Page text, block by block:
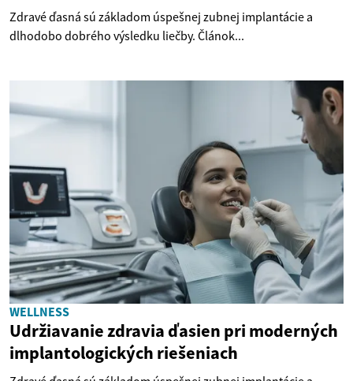
Zdravé ďasná sú základom úspešnej zubnej implantácie a
dlhodobo dobrého výsledku liečby. Článok...
WELLNESS
Udržiavanie zdravia ďasien pri moderných
implantologických riešeniach